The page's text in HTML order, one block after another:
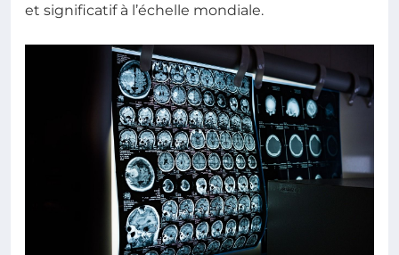
et significatif à l’échelle mondiale.